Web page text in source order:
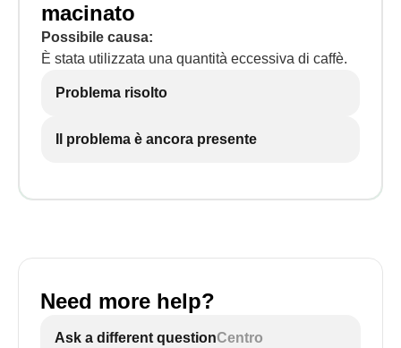
macinato
Possibile causa:
È stata utilizzata una quantità eccessiva di caffè.
Problema risolto
Il problema è ancora presente
Need more help?
Ask a different questionCentro